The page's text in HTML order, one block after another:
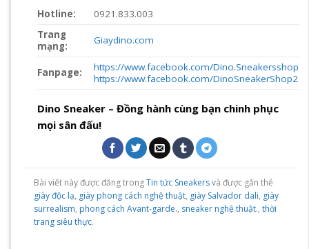
Hotline:
0921.833.003
Trang
mạng:
Giaydino.com
Fanpage:
https://www.facebook.com/Dino.Sneakersshop
https://www.facebook.com/DinoSneakerShop2
Dino Sneaker – Đồng hành cùng bạn chinh phục
mọi sân đấu!
Bài viết này được đăng trongTin tức Sneakersvà được gắn thẻ
giày độc lạ, giày phong cách nghệ thuật, giày Salvador dali, giày
surrealism, phong cách Avant-garde., sneaker nghệ thuật., thời
trang siêu thực.